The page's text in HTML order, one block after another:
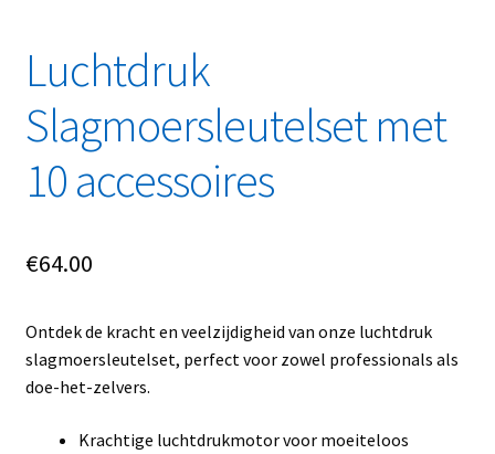
Videos
Winkelwagen
Luchtdruk
Slagmoersleutelset met
10 accessoires
€64.00
Ontdek de kracht en veelzijdigheid van onze luchtdruk
slagmoersleutelset, perfect voor zowel professionals als
doe-het-zelvers.
Krachtige luchtdrukmotor voor moeiteloos